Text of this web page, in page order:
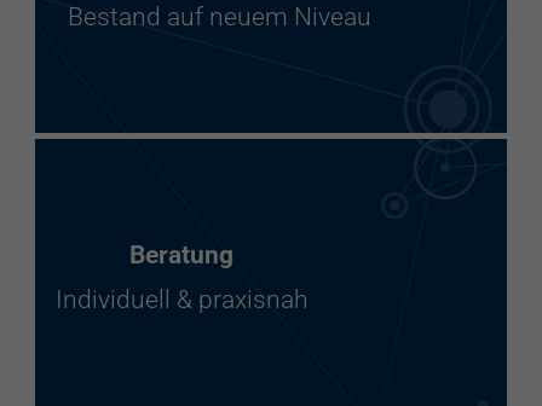
Bestand auf neuem Niveau
Beratung
Individuell & praxisnah